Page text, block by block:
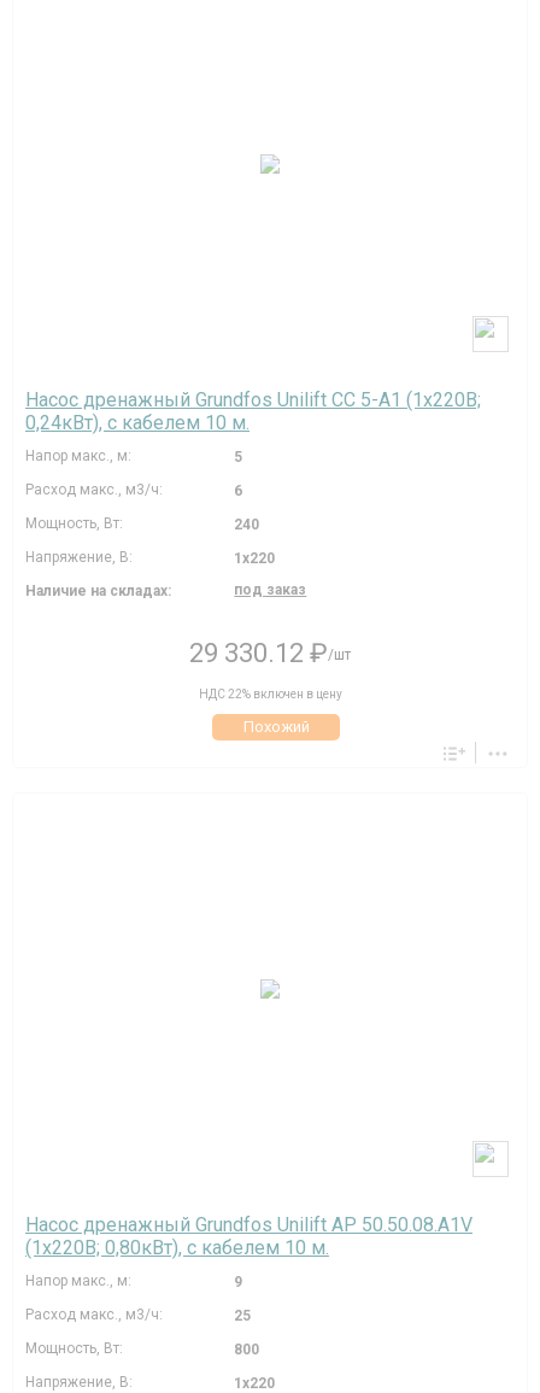
Насос дренажный Grundfos Unilift CC 5-A1 (1х220В;
0,24кВт), с кабелем 10 м.
Напор макс., м:
5
Расход макс., м3/ч:
6
Мощность, Вт:
240
Напряжение, В:
1х220
Наличие на складах:
под заказ
29 330.12 ₽/шт
НДС 22% включен в цену
Похожий
Насос дренажный Grundfos Unilift AP 50.50.08.A1V
(1х220В; 0,80кВт), с кабелем 10 м.
Напор макс., м:
9
Расход макс., м3/ч:
25
Мощность, Вт:
800
Напряжение, В:
1х220